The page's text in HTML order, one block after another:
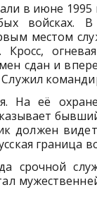
в июне 1995
войсках. В
местом
Кросс,
сдан и
На её
должен
граница
срочной